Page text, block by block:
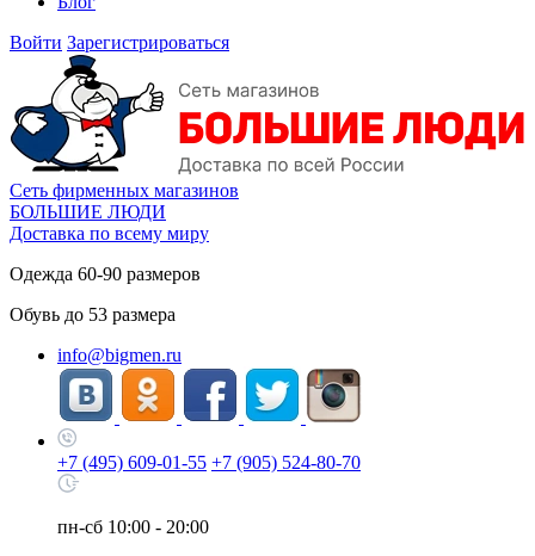
Войти Зарегистрироваться
Сеть фирменных магазинов
БОЛЬШИЕ ЛЮДИ
Доставка по всему миру
Одежда 60-90 размеров
Обувь до 53 размера
info@bigmen.ru
+7 (495) 609-01-55 +7 (905) 524-80-70
пн-сб 10:00 - 20:00